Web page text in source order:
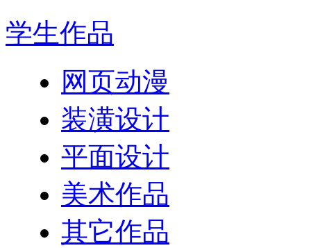
学生作品
网页动漫
装潢设计
平面设计
美术作品
其它作品